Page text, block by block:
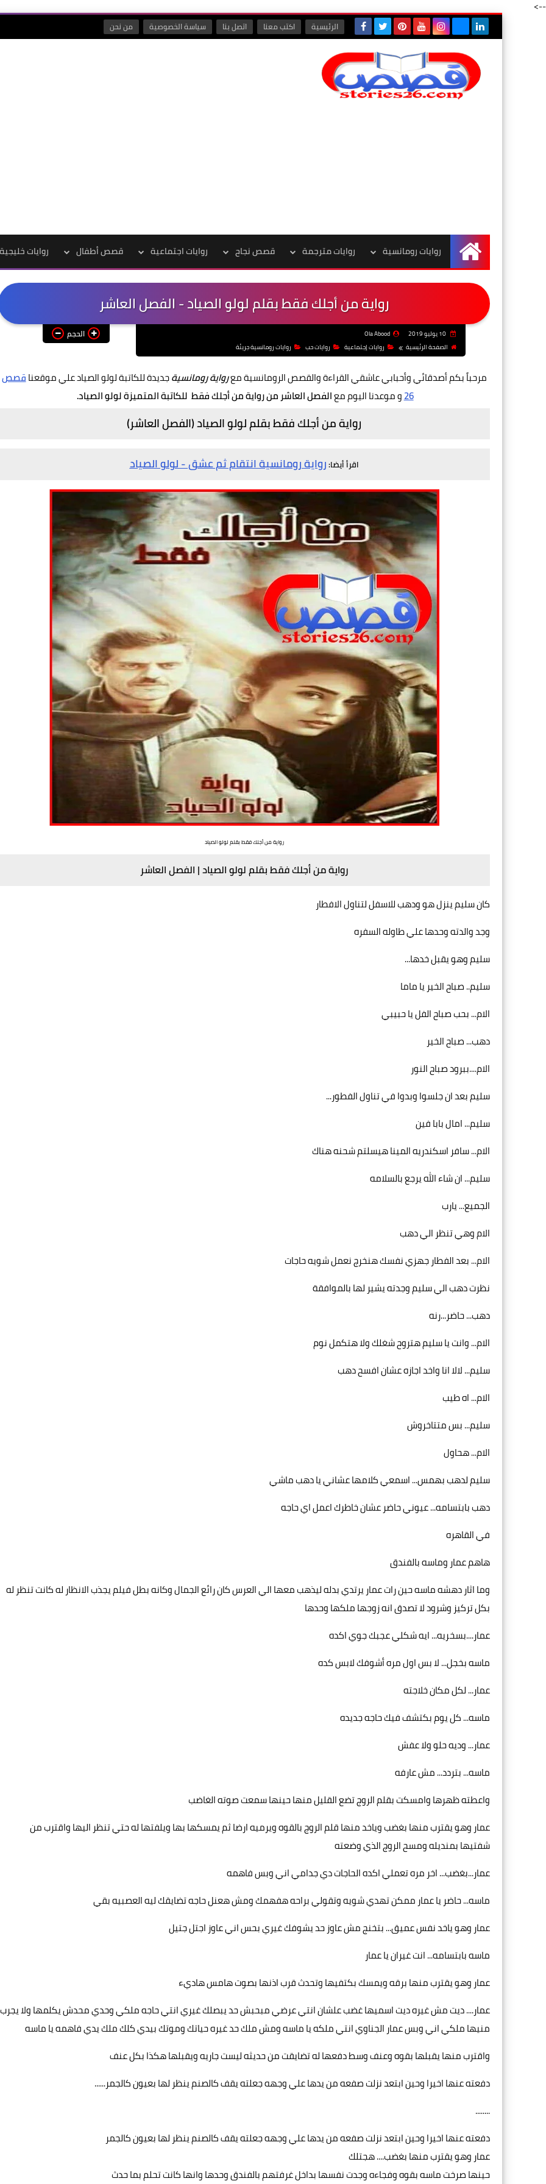
-->
الرئيسية اكتب معنا اتصل بنا سياسة الخصوصية من نحن
الرئيسية
روايات رومانسية روايات مترجمة قصص نجاح روايات اجتماعية قصص أطفال روايات خليجية
رواية من أجلك فقط بقلم لولو الصياد - الفصل العاشر
10 يوليو 2019
Ola Abood
الصفحة الرئيسية
روايات إجتماعية روايات حب روايات رومانسية جريئة
الحجم
مرحباً بكم أصدقائي وأحبابي عاشقي القراءة والقصص الرومانسية معرواية رومانسيةجديدة للكاتبة لولو الصياد علي موقعناقصص
26و موعدنا اليوم معالفصل العاشر من رواية من أجلك فقط للكاتبة المتميزة لولو الصياد.
رواية من أجلك فقط بقلم لولو الصياد (الفصل العاشر)
اقرأ أيضا:رواية رومانسية انتقام ثم عشق - لولو الصياد
رواية من أجلك فقط بقلم لولو الصياد
رواية من أجلك فقط بقلم لولو الصياد | الفصل العاشر
كان سليم ينزل هو ودهب للاسفل لتناول الافطار
وجد والدته وحدها علي طاوله السفره
سليم وهو يقبل خدها...
سليم.. صباح الخير يا ماما
الام... بحب صباح الفل يا حبيبي
دهب... صباح الخير
الام....ببرود صباح النور
سليم بعد ان جلسوا وبدوا في تناول الفطور...
سليم... امال بابا فين
الام... سافر اسكندريه المينا هيسلتم شحنه هناك
سليم... ان شاء الله يرجع بالسلامه
الجميع... يارب
الام وهي تنظر الي دهب
الام... بعد الفطار جهزي نفسك هنخرج نعمل شويه حاجات
نظرت دهب الي سليم وجدته يشير لها بالموافقة
دهب... حاضر...رنه
الام... وانت يا سليم هتروح شغلك ولا هتكمل نوم
سليم... لالا انا واخد اجازه عشان افسح دهب
الام... اه طيب
سليم... بس متتاخروش
الام... هحاول
سليم لدهب بهمس... اسمعي كلامها عشاني يا دهب ماشي
دهب بابتسامه... عيوني حاضر عشان خاطرك اعمل اي حاجه
في القاهره
هاهم عمار وماسه بالفندق
وما اثار دهشه ماسه حين رات عمار يرتدي بدله ليذهب معها الي العرس كان رائع الجمال وكانه بطل فيلم يجذب الانظار له كانت تنظر له
بكل تركيز وشرود لا تصدق انه زوجها ملكها وحدها
عمار....بسخريه... ايه شكلي عجبك جوي اكده
ماسه بخجل... لا بس اول مره أشوفك لابس كده
عمار... لكل مكان خلاجته
ماسه... كل يوم بكتشف فيك حاجه جديده
عمار... وديه حلو ولا عفش
ماسه... بتردد... مش عارفه
واعطته ظهرها وامسكت بقلم الروج تضع القليل منها حينها سمعت صوته الغاضب
عمار وهو يقترب منها بغضب وياخد منها قلم الروج بالقوه ويرميه ارضا ثم يمسكها بها ويلفتها له حتي تنظر اليها واقترب من
شفتيها بمنديله ومسح الروج الذي وضعته
عمار...بغضب... اخر مره تعملي اكده الحاجات دي جدامي اني وبس فاهمه
ماسه... حاضر يا عمار ممكن تهدي شويه وتقولي براحه هفهمك ومش هعنل حاجه تضايقك ليه العصبيه بقي
عمار وهو ياخد نفس عميق... بتخنج مش عاوز حد يشوفك غيري بحس اني عاوز اجتل جتيل
ماسه بابتسامه... انت غيران يا عمار
عمار وهو يقترب منها برقه ويمسك بكتفيها وتحدث قرب اذنها بصوت هامس هاديء
عمار.... ديت مش غيره ديت اسميها غضب علشان انتي عرضي مبحبش حد يبصلك غيري انتي حاجه ملكي وحدي محدش يكلمها ولا يجرب
منيها ملكي اني وبس عمار الجناوي انتي ملكه يا ماسه ومش ملك حد غيره حياتك وموتك بيدي كلك ملك يدي فاهمه يا ماسه
واقترب منها يقبلها بقوه وعنف وسط دفعها له تضايقت من حديثه ليست جاريه ويقبلها هكذا بكل عنف
دفعته عنها اخيرا وحين ابتعد نزلت صفعه من يدها علي وجهه جعلته يقف كالصنم ينظر لها بعيون كالجمر......
........
دفعته عنها اخيرا وحين ابتعد نزلت صفعه من يدها علي وجهه جعلته يقف كالصنم ينظر لها بعيون كالجمر
عمار وهو يقترب منها بغضب.... هجتلك
حينها صرخت ماسه بقوه وفجاءه وجدت نفسها بداخل غرفتهم بالفندق وحدها وانها كانت تحلم بما حدث